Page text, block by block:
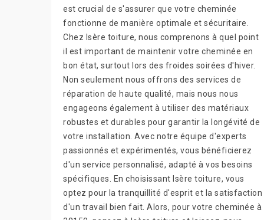
est crucial de s'assurer que votre cheminée
fonctionne de manière optimale et sécuritaire.
Chez Isère toiture, nous comprenons à quel point
il est important de maintenir votre cheminée en
bon état, surtout lors des froides soirées d'hiver.
Non seulement nous offrons des services de
réparation de haute qualité, mais nous nous
engageons également à utiliser des matériaux
robustes et durables pour garantir la longévité de
votre installation. Avec notre équipe d'experts
passionnés et expérimentés, vous bénéficierez
d'un service personnalisé, adapté à vos besoins
spécifiques. En choisissant Isère toiture, vous
optez pour la tranquillité d'esprit et la satisfaction
d'un travail bien fait. Alors, pour votre cheminée à